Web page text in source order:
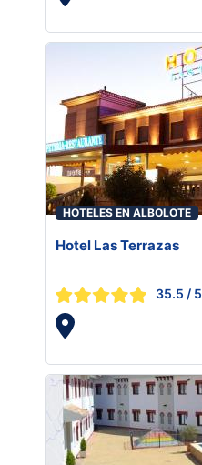
HOTELES EN ALBOLOTE
Hotel Las Terrazas
35.5 / 5